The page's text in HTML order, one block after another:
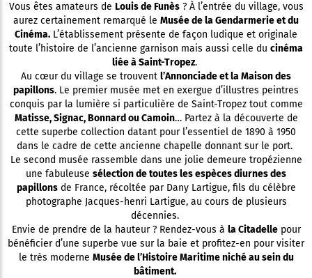
Vous êtes amateurs de Louis de Funès? À l’entrée du village, vous
aurez certainement remarqué le Musée de la Gendarmerie et du
Cinéma. L’établissement présente de façon ludique et originale
toute l’histoire de l’ancienne garnison mais aussi celle du cinéma
liée à Saint-Tropez.
Au cœur du village se trouvent l’Annonciade et la Maison des
papillons. Le premier musée met en exergue d’illustres peintres
conquis par la lumière si particulière de Saint-Tropez tout comme
Matisse, Signac, Bonnard ou Camoin… Partez à la découverte de
cette superbe collection datant pour l’essentiel de 1890 à 1950
dans le cadre de cette ancienne chapelle donnant sur le port.
Le second musée rassemble dans une jolie demeure tropézienne
une fabuleuse sélection de toutes les espèces diurnes des
papillonsde France, récoltée par Dany Lartigue, fils du célèbre
photographe Jacques-henri Lartigue, au cours de plusieurs
décennies.
Envie de prendre de la hauteur ? Rendez-vous à la Citadellepour
bénéficier d’une superbe vue sur la baie et profitez-en pour visiter
le très moderne Musée de l’Histoire Maritime niché au sein du
bâtiment.